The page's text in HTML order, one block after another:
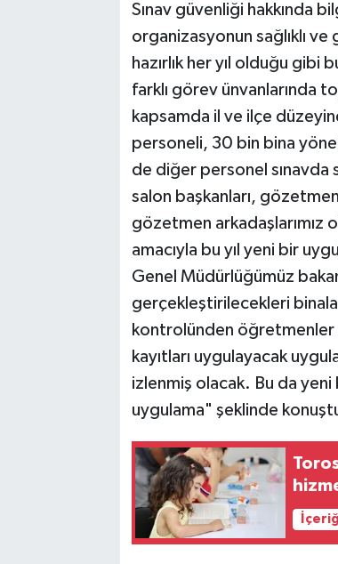
Sınav güvenliği hakkında
organizasyonun sağlıklı
hazırlık her yıl olduğu gibi
farklı görev ünvanlarında
kapsamda il ve ilçe
personeli, 30 bin bina
de diğer personel sınavda
salon başkanları,
gözetmen arkadaşlarımız
amacıyla bu yıl yeni bir
Genel Müdürlüğümüz
gerçekleştirilecekleri
kontrolünden öğretmenler
kayıtları uygulayacak
izlenmiş olacak. Bu da
uygulama" şeklinde